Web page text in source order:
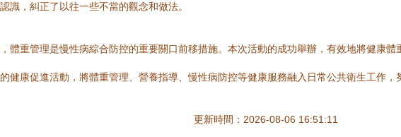
識，糾正了以往一些不當的觀念和做法。
體重管理是慢性病綜合防控的重要關口前移措施。本次活動的成功舉辦，有效地將健康
健康促進活動，將體重管理、營養指導、慢性病防控等健康服務融入日常公共衛生工作，
更新時間：2026-08-06 16:51:11